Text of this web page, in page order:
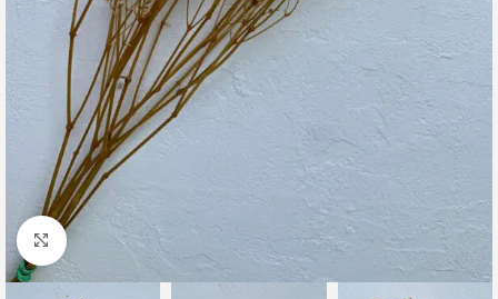
Клацніть, щоб збільшити